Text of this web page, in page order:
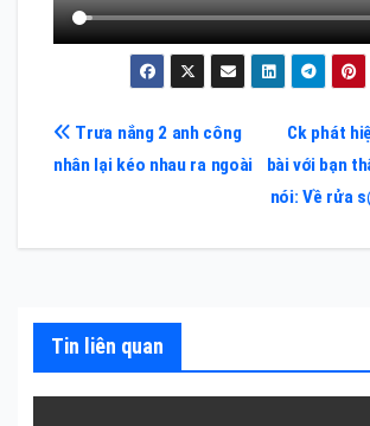
Điều
hướng
bài
Ck phát
bài với bạn
nói: Về rửa
Trưa nắng 2 anh công
nhân lại kéo nhau ra ngoài
Tin liên quan